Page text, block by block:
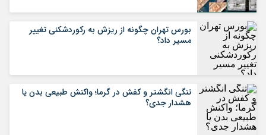
بورس تهران چگونه از ریزش به رکوردشکنی تغییر
مسیر داد؟
تنگی انگشتر و کفش در گرما؛ واکنش طبیعی بدن یا
هشدار جدی؟